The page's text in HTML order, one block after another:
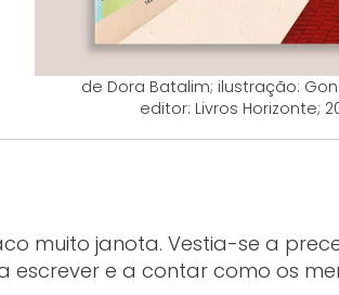
de Dora Batalim; ilustração:
editor: Livros Horizonte;
muito janota. Vestia-se a
escrever e a contar como os